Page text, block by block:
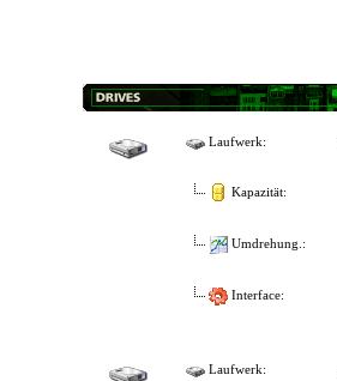
Laufwerk:
Kapazität:
Umdrehung.:
Interface:
Laufwerk: